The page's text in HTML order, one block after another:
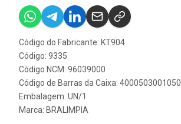
Código do Fabricante: KT904
Código: 9335
Código NCM: 96039000
Código de Barras da Caixa: 4000503001050
Embalagem: UN/1
Marca: BRALIMPIA